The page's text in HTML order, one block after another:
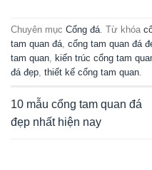
Chuyên mục Cổng đá. Từ khóa
tam quan đá, cổng tam quan đá
tam quan, kiến trúc cổng tam
đá đẹp, thiết kế cổng tam quan.
10 mẫu cổng tam quan đá
đẹp nhất hiện nay